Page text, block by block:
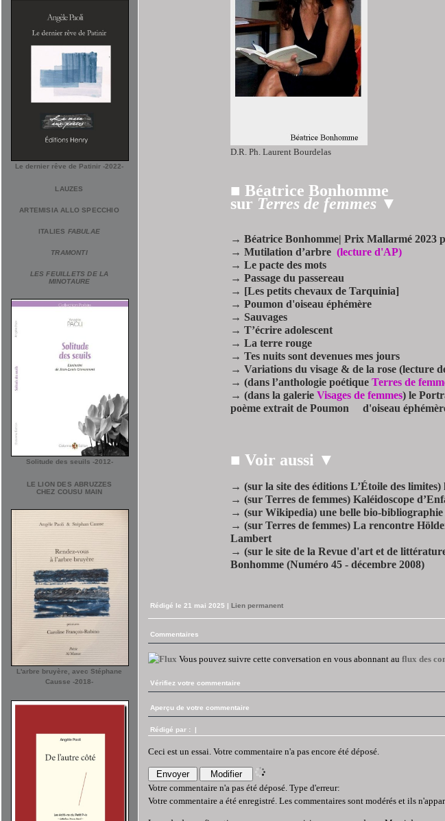
Le dernier rêve de Patinir -2022-
LAUZES
ARTEMISIA ALLO SPECCHIO
ITALIES FABULAE
TRAMONTI
LES FEUILLETS DE LA
MINOTAURE
Solitude des seuils -2012-
LE LION DES ABRUZZES
CHEZ COUSU MAIN
L'arbre bruyère, avec Stéphane
Causse -2018-
D.R. Ph. Laurent Bourdelas
■ Béatrice Bonhomme
sur Terres de femmes ▼
→ Béatrice Bonhomme| Prix Mallarmé 2023
→ Mutilation d’arbre (lecture d'AP)
→ Le pacte des mots
→ Passage du passereau
→ [Les petits chevaux de Tarquinia]
→ Poumon d'oiseau éphémère
→ Sauvages
→ T’écrire adolescent
→ La terre rouge
→ Tes nuits sont devenues mes jours
→ Variations du visage & de la rose (lecture
→ (dans l’anthologie poétique Terres de
→ (dans la galerie Visages de femmes) le
poème extrait de Poumon
d'oiseau
■ Voir aussi ▼
→ (sur la site des éditions L’Étoile des limites)
→ (sur Terres de femmes) Kaléidoscope
→ (sur Wikipedia) une belle bio-
→ (sur Terres de femmes) La rencontre
Lambert
→ (sur le site de la Revue d'art et de
Bonhomme (Numéro 45 - décembre 2008)
Rédigé le 21 mai 2025 | Lien permanent
Commentaires
Vous pouvez suivre cette conversation en vous abonnant au flux des
Vérifiez votre commentaire
Aperçu de votre commentaire
Rédigé par : |
Ceci est un essai. Votre commentaire n'a pas encore été déposé.
Votre commentaire n'a pas été déposé. Type d'erreur:
Votre commentaire a été enregistré. Les commentaires sont modérés et ils